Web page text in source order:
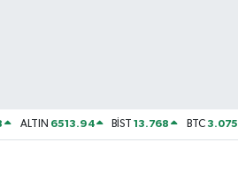
ALTIN 6513.94 BİST13.768 BTC